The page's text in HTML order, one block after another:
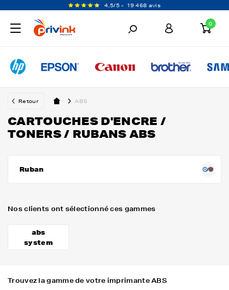
4,5/5 - 19 468 avis
0
Retour ABS
CARTOUCHES D'ENCRE /
TONERS / RUBANS ABS
Ruban
Nos clients ont sélectionné ces gammes
abs
system
Trouvez la gamme de votre imprimante ABS